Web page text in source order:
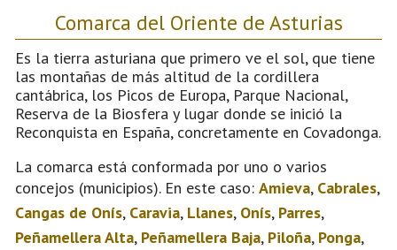
Comarca del Oriente de Asturias
Es la tierra asturiana que primero ve el sol, que tiene
las montañas de más altitud de la cordillera
cantábrica, los Picos de Europa, Parque Nacional,
Reserva de la Biosfera y lugar donde se inició la
Reconquista en España, concretamente en Covadonga.
La comarca está conformada por uno o varios
concejos (municipios). En este caso: Amieva, Cabrales,
Cangas de Onís, Caravia, Llanes, Onís, Parres,
Peñamellera Alta, Peñamellera Baja, Piloña, Ponga,